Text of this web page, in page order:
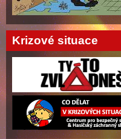
Krizové situace